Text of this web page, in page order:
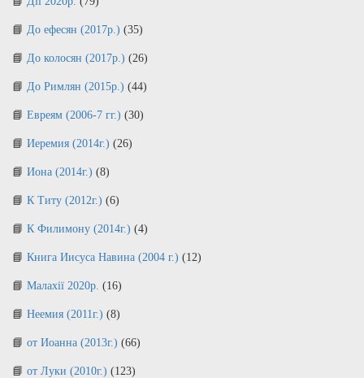
До ефесян (2017р.) (35)
До колосян (2017р.) (26)
До Римлян (2015р.) (44)
Евреям (2006-7 гг.) (30)
Иеремия (2014г.) (26)
Иона (2014г.) (8)
К Титу (2012г.) (6)
К Филимону (2014г.) (4)
Книга Иисуса Навина (2004 г.) (12)
Малахії 2020р. (16)
Неемия (2011г.) (8)
от Иоанна (2013г.) (66)
от Луки (2010г.) (123)